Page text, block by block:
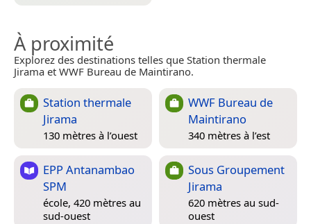
À proximité
Explorez des destinations telles que Station thermale
Jirama et WWF Bureau de Maintirano.
Station thermale
Jirama
130 mètres à l’ouest
WWF Bureau de
Maintirano
340 mètres à l’est
EPP Antanambao
SPM
école, 420 mètres au
sud-ouest
Sous Groupement
Jirama
620 mètres au sud-
ouest